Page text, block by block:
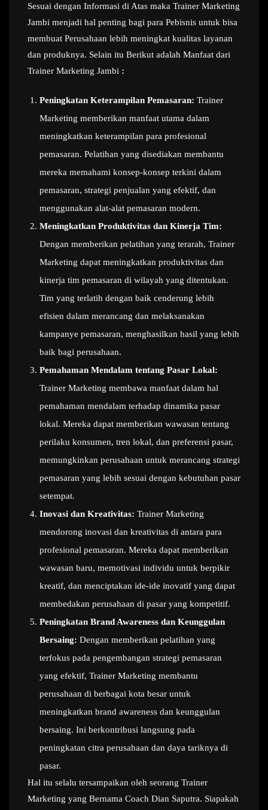
Sesuai dengan Informasi di Atas maka Trainer Marketing
Jambi menjadi hal penting bagi para Pebisnis untuk bisa
membuat Perusahaan lebih meningkat kualitas layanan
dan produknya. Selain itu Berikut adalah Manfaat dari
Trainer Marketing Jambi :
Peningkatan Keterampilan Pemasaran: Trainer
Marketing memberikan manfaat utama dalam
meningkatkan keterampilan para profesional
pemasaran. Pelatihan yang disediakan membantu
mereka memahami konsep-konsep terkini dalam
pemasaran, strategi penjualan yang efektif, dan
menggunakan alat-alat pemasaran modern.
Meningkatkan Produktivitas dan Kinerja Tim:
Dengan memberikan pelatihan yang terarah, Trainer
Marketing dapat meningkatkan produktivitas dan
kinerja tim pemasaran di wilayah yang ditentukan.
Tim yang terlatih dengan baik cenderung lebih
efisien dalam merancang dan melaksanakan
kampanye pemasaran, menghasilkan hasil yang lebih
baik bagi perusahaan.
Pemahaman Mendalam tentang Pasar Lokal:
Trainer Marketing membawa manfaat dalam hal
pemahaman mendalam terhadap dinamika pasar
lokal. Mereka dapat memberikan wawasan tentang
perilaku konsumen, tren lokal, dan preferensi pasar,
memungkinkan perusahaan untuk merancang strategi
pemasaran yang lebih sesuai dengan kebutuhan pasar
setempat.
Inovasi dan Kreativitas: Trainer Marketing
mendorong inovasi dan kreativitas di antara para
profesional pemasaran. Mereka dapat memberikan
wawasan baru, memotivasi individu untuk berpikir
kreatif, dan menciptakan ide-ide inovatif yang dapat
membedakan perusahaan di pasar yang kompetitif.
Peningkatan Brand Awareness dan Keunggulan
Bersaing: Dengan memberikan pelatihan yang
terfokus pada pengembangan strategi pemasaran
yang efektif, Trainer Marketing membantu
perusahaan di berbagai kota besar untuk
meningkatkan brand awareness dan keunggulan
bersaing. Ini berkontribusi langsung pada
peningkatan citra perusahaan dan daya tariknya di
pasar.
Hal itu selalu tersampaikan oleh seorang Trainer
Marketing yang Bernama Coach Dian Saputra. Siapakah